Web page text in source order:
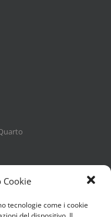
Cookie
tecnologie come i cookie